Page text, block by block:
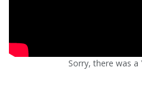
Sorry, there was a